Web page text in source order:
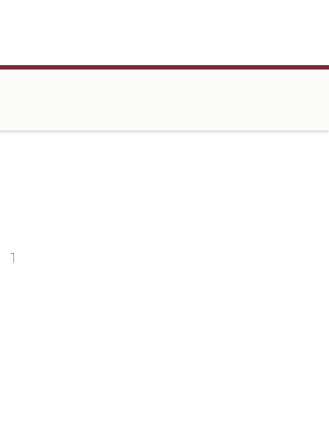
1